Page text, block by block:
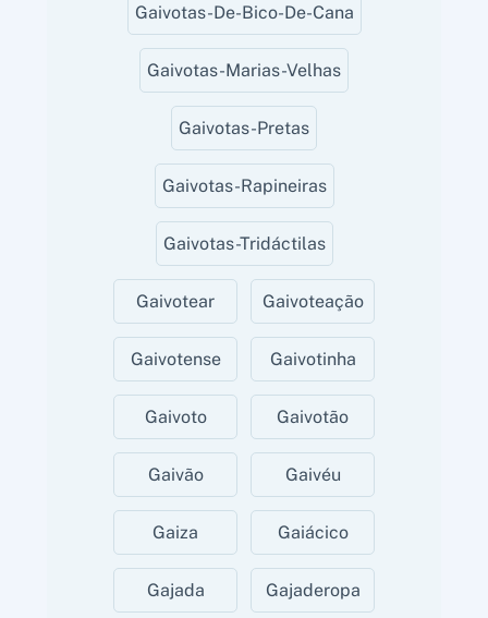
Gaivotas-De-Bico-De-Cana
Gaivotas-Marias-Velhas
Gaivotas-Pretas
Gaivotas-Rapineiras
Gaivotas-Tridáctilas
Gaivotear Gaivoteação
Gaivotense Gaivotinha
Gaivoto Gaivotão
Gaivão Gaivéu
Gaiza Gaiácico
Gajada Gajaderopa